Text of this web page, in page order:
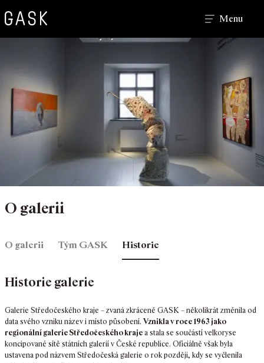
Hledat
Menu
O galerii
O galerii Tým GASK Historie
Historie galerie
Galerie Středočeského kraje – zvaná zkráceně GASK – několikrát změnila od
data svého vzniku název i místo působení. Vznikla v roce 1963 jako
regionální galerie Středočeského kraje a stala se součástí velkoryse
koncipované sítě státních galerií v České republice. Oficiálně však byla
ustavena pod názvem Středočeská galerie o rok později, kdy se vyčlenila